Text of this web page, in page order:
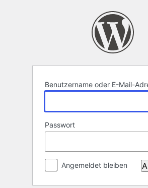
Benutzername oder E-Mail-
Passwort
Angemeldet bleiben